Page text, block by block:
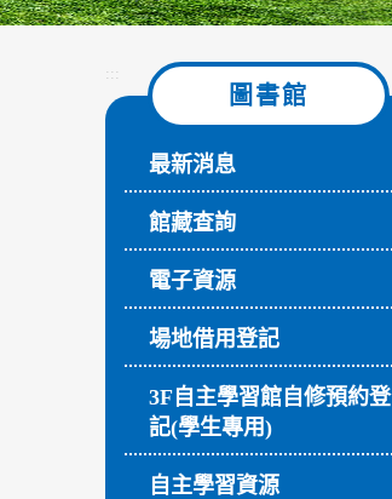
:::
圖書館
最新消息
館藏查詢
電子資源
場地借用登記
3F自主學習館自修預約登
記(學生專用)
自主學習資源